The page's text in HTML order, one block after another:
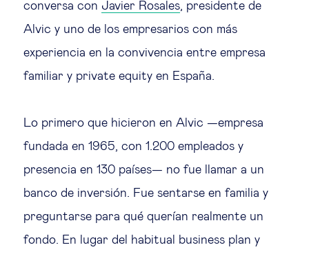
conversa con Javier Rosales, presidente de
Alvic y uno de los empresarios con más
experiencia en la convivencia entre empresa
familiar y private equity en España.
Lo primero que hicieron en Alvic —empresa
fundada en 1965, con 1.200 empleados y
presencia en 130 países— no fue llamar a un
banco de inversión. Fue sentarse en familia y
preguntarse para qué querían realmente un
fondo. En lugar del habitual business plan y